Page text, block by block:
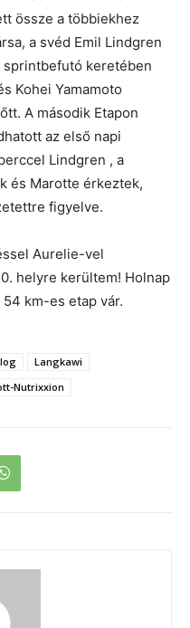
össze a többiekhez
a svéd Emil Lindgren
keretében
Kohei Yamamoto
A második Etapon
az első napi
Lindgren , a
és Marotte érkeztek,
figyelve.
Aurelie-vel
helyre kerültem! Holnap
km-es etap vár.
Langkawi
Nutrixxion